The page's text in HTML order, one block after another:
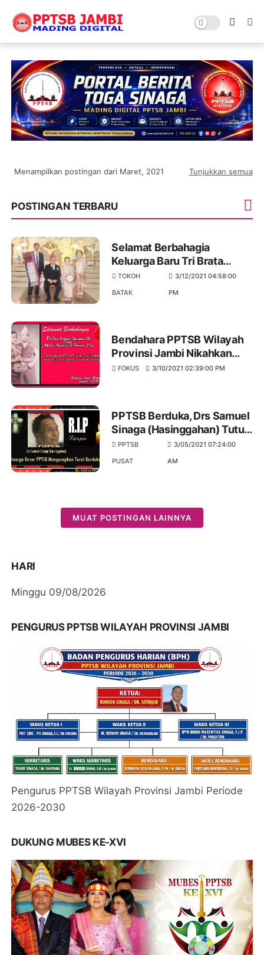
Menampilkan postingan dari Maret, 2021 Tunjukkan semua
POSTINGAN TERBARU
Selamat Berbahagia
Keluarga Baru Tri Brata
Hasiholan Nainggolan SH
dengan Ns Elza Magdalena
TOKOH
BATAK
3/12/2021 04:58:00
PM
Bendahara PPTSB Wilayah
Provinsi Jambi Nikahkan
Anak
FOKUS 3/10/2021 02:39:00 PM
PPTSB Berduka, Drs Samuel
Sinaga (Hasinggahan) Tutup
Usia
PPTSB
PUSAT
3/05/2021 07:24:00
AM
MUAT POSTINGAN LAINNYA
HARI
Minggu 09/08/2026
PENGURUS PPTSB WILAYAH PROVINSI JAMBI
Pengurus PPTSB Wilayah Provinsi Jambi Periode
2026-2030
DUKUNG MUBES KE-XVI